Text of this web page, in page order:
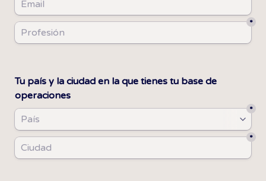
*
Tu país y la ciudad en la que tienes tu base de
operaciones
*
*